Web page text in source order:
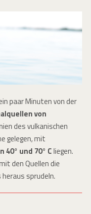
paar Minuten von der
von
des vulkanischen
gelegen, mit
40° und 70° Cliegen.
den Quellen die
sprudeln.